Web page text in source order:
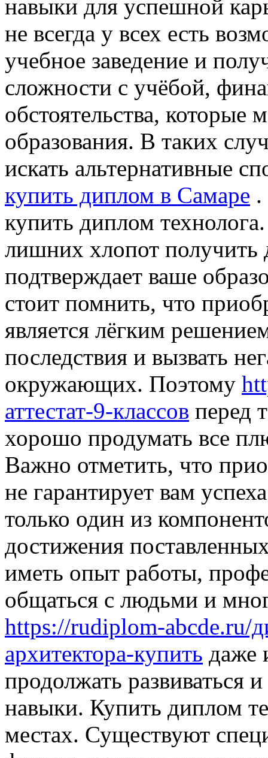
навыки для успешной
не всегда у всех есть
учебное заведение и
сложности с учёбой,
обстоятельства,
образования. В таких
искать альтернативные
купить диплом в Самаре
купить диплом
лишних хлопот получить
подтверждает ваше
стоит помнить, что
является лёгким
последствия и вызвать
окружающих. Поэтому
аттестат-9-классов перед
хорошо продумать все
Важно отметить, что
не гарантирует вам
только один из
достижения
иметь опыт работы,
общаться с людьми и
https://rudiplom-abcde.ru/
архитектора-купить даже
продолжать развиваться
навыки. Купить диплом
местах. Существуют